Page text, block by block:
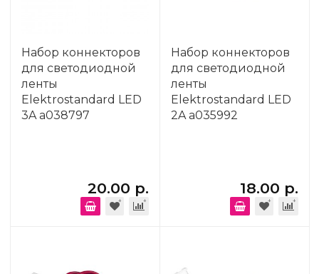
Набор коннекторов
для светодиодной
ленты
Elektrostandard LED
3A a038797
20.00 р.
Набор коннекторов
для светодиодной
ленты
Elektrostandard LED
2A a035992
18.00 р.